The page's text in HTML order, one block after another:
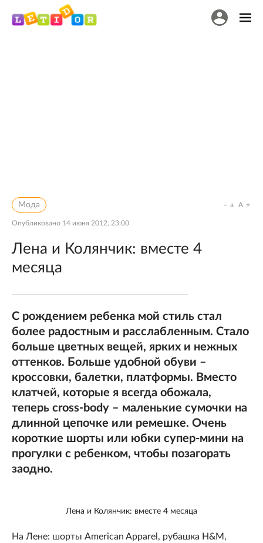
Мода
Опубликовано 14 июня 2012, 23:00
a A
Лена и Колянчик: вместе 4
месяца
С рождением ребенка мой стиль стал
более радостным и расслабленным. Стало
больше цветных вещей, ярких и нежных
оттенков. Больше удобной обуви –
кроссовки, балетки, платформы. Вместо
клатчей, которые я всегда обожала,
теперь cross-body – маленькие сумочки на
длинной цепочке или ремешке. Очень
короткие шорты или юбки супер-мини на
прогулки с ребенком, чтобы позагорать
заодно.
Лена и Колянчик: вместе 4 месяца
На Лене: шорты American Apparel, рубашка H&M,